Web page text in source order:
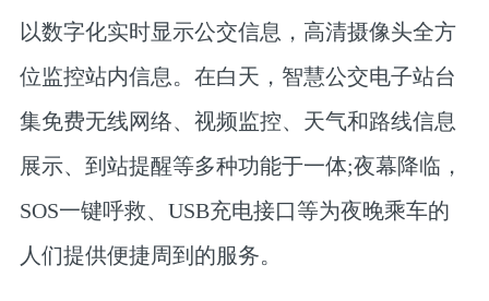
以数字化实时显示公交信息，高清摄像头全方
位监控站内信息。在白天，智慧公交电子站台
集免费无线网络、视频监控、天气和路线信息
展示、到站提醒等多种功能于一体;夜幕降临，
SOS一键呼救、USB充电接口等为夜晚乘车的
人们提供便捷周到的服务。